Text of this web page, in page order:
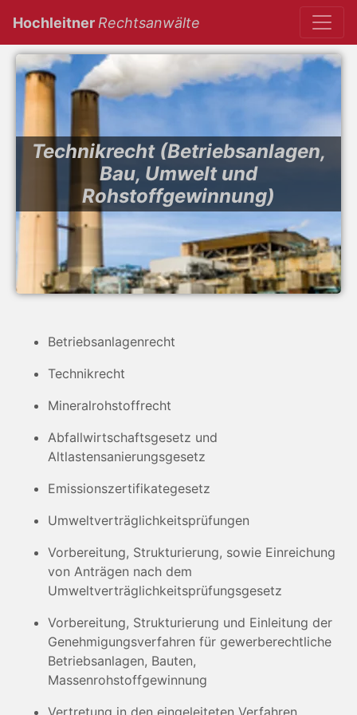
Hochleitner Rechtsanwälte
Technikrecht (Betriebsanlagen,
Bau, Umwelt und
Rohstoffgewinnung)
Betriebsanlagenrecht
Technikrecht
Mineralrohstoffrecht
Abfallwirtschaftsgesetz und
Altlastensanierungsgesetz
Emissionszertifikategesetz
Umweltverträglichkeitsprüfungen
Vorbereitung, Strukturierung, sowie Einreichung
von Anträgen nach dem
Umweltverträglichkeitsprüfungsgesetz
Vorbereitung, Strukturierung und Einleitung der
Genehmigungsverfahren für gewerberechtliche
Betriebsanlagen, Bauten,
Massenrohstoffgewinnung
Vertretung in den eingeleiteten Verfahren,